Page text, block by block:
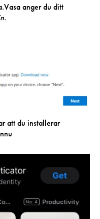
anger du ditt
att du installerar